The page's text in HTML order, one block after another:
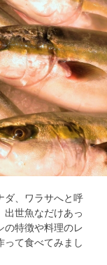
ダ、ワラサへと呼
出世魚なだけあっ
の特徴や料理のレ
って食べてみまし